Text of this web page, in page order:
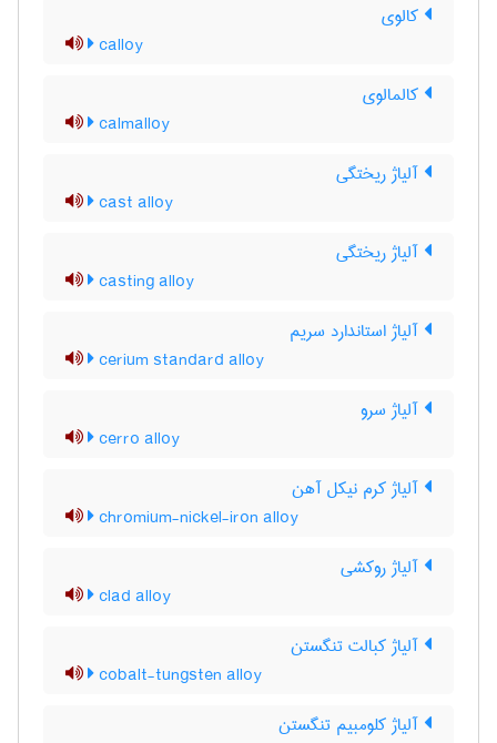
کالوی
calloy
کالمالوی
calmalloy
آلیاژ ریختگی
cast alloy
آلیاژ ریختگی
casting alloy
آلیاژ استاندارد سریم
cerium standard alloy
آلیاژ سرو
cerro alloy
آلیاژ کرم نیکل آهن
chromium-nickel-iron alloy
آلیاژ روکشی
clad alloy
آلیاژ کبالت تنگستن
cobalt-tungsten alloy
آلیاژ کلومبیم تنگستن